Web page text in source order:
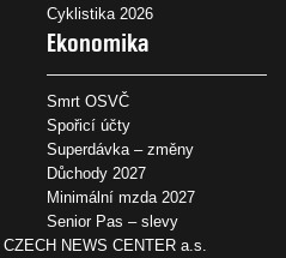
Cyklistika 2026
Ekonomika
Smrt OSVČ
Spořicí účty
Superdávka – změny
Důchody 2027
Minimální mzda 2027
Senior Pas – slevy
CZECH NEWS CENTER a.s.